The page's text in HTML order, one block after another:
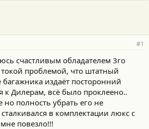
#1
счастливым обладателем 3го
токой проблемой, что штатный
издаёт посторонний
к Дилерам, всё было проклеено..
полность убрать его не
в комплектации люкс с
повезло!!!